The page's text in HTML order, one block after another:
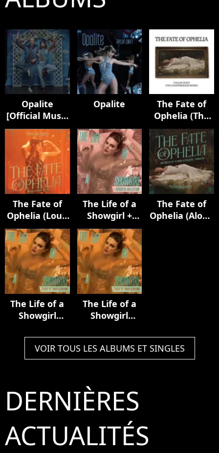
Opalite
[Official Music
Video
(Extended
Versions)]
Opalite
The Fate of
Ophelia (The
Chainsmokers
Remix)
The Fate of
Ophelia (Loud
Luxury Remix)
The Life of a
Showgirl +
Acoustic
Collection
The Fate of
Ophelia (Alone
The Life of a
Showgirl
Track Version)
The Life of a
Showgirl
Track Version)
VOIR TOUS LES ALBUMS ET SINGLES
DERNIÈRES
ACTUALITÉS